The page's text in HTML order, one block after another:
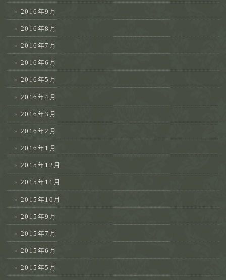
2016年9月
2016年8月
2016年7月
2016年6月
2016年5月
2016年4月
2016年3月
2016年2月
2016年1月
2015年12月
2015年11月
2015年10月
2015年9月
2015年7月
2015年6月
2015年5月